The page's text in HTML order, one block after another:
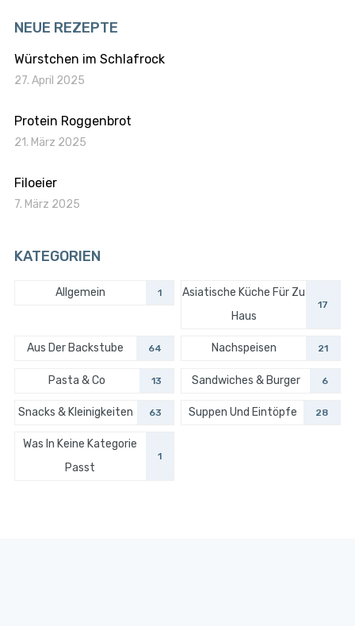
NEUE REZEPTE
Würstchen im Schlafrock
27. April 2025
Protein Roggenbrot
21. März 2025
Filoeier
7. März 2025
KATEGORIEN
Allgemein 1
Asiatische Küche Für Zu
Haus
17
Aus Der Backstube 64 Nachspeisen 21
Pasta & Co 13 Sandwiches & Burger 6
Snacks & Kleinigkeiten 63 Suppen Und Eintöpfe 28
Was In Keine Kategorie
Passt
1